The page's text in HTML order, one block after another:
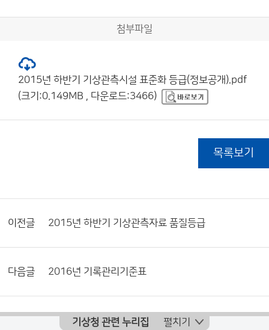
첨부파일
2015년 하반기 기상관측시설 표준화 등급(정보공개).pdf
(크기:0.149MB , 다운로드:3466)
목록보기
이전글 2015년 하반기 기상관측자료 품질등급
다음글 2016년 기록관리기준표
기상청 관련 누리집 펼치기